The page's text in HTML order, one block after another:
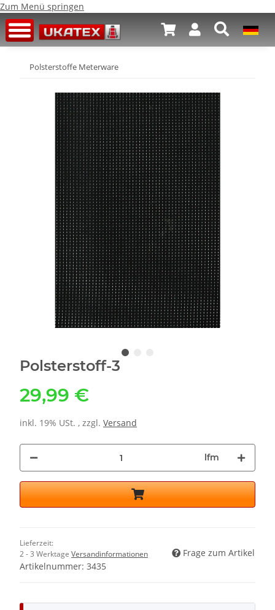
Zum Menü springen
Polsterstoffe Meterware
Polsterstoff-3
29,99 €
inkl. 19% USt. , zzgl. Versand
lfm
Lieferzeit:
2 - 3 Werktage Versandinformationen
Frage zum Artikel
Artikelnummer: 3435